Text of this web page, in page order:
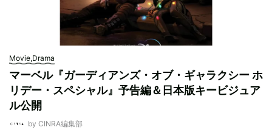
Movie,Drama
マーベル『ガーディアンズ・オブ・ギャラクシー ホ
リデー・スペシャル』予告編＆日本版キービジュア
ル公開
by CINRA編集部